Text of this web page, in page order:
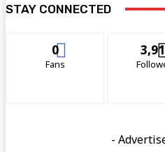
STAY CONNECTED
0
Fans
-